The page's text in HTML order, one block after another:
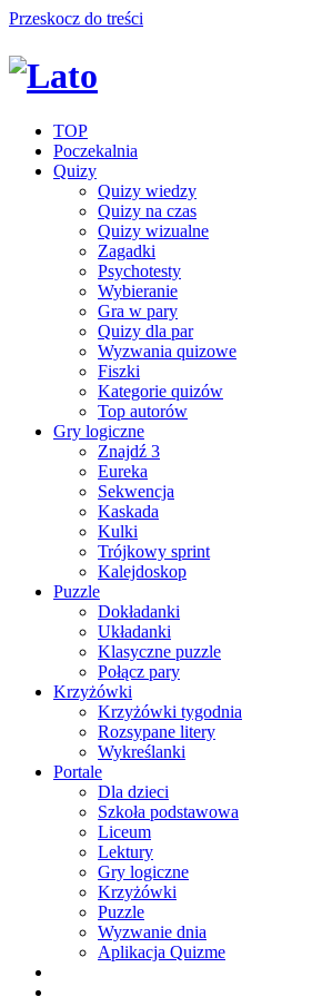
Przeskocz do treści
TOP
Poczekalnia
Quizy
Quizy wiedzy
Quizy na czas
Quizy wizualne
Zagadki
Psychotesty
Wybieranie
Gra w pary
Quizy dla par
Wyzwania quizowe
Fiszki
Kategorie quizów
Top autorów
Gry logiczne
Znajdź 3
Eureka
Sekwencja
Kaskada
Kulki
Trójkowy sprint
Kalejdoskop
Puzzle
Dokładanki
Układanki
Klasyczne puzzle
Połącz pary
Krzyżówki
Krzyżówki tygodnia
Rozsypane litery
Wykreślanki
Portale
Dla dzieci
Szkoła podstawowa
Liceum
Lektury
Gry logiczne
Krzyżówki
Puzzle
Wyzwanie dnia
Aplikacja Quizme